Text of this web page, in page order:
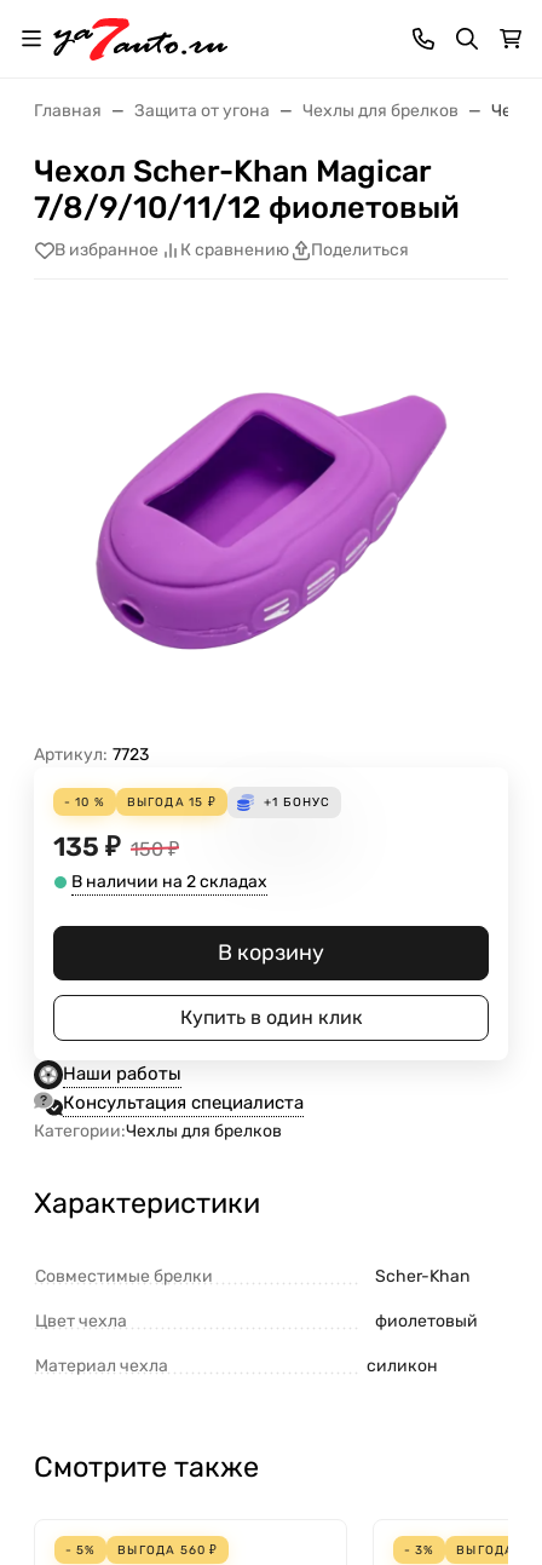
Главная Защита от угона Чехлы для брелков
Чехол Scher-Khan Magicar
7/8/9/10/11/12 фиолетовый
В избранное К сравнению Поделиться
Артикул: 7723
- 10 % ВЫГОДА 15 ₽ +1 БОНУС
135 ₽ 150 ₽
В наличии на 2 складах
В корзину
Купить в один клик
Наши работы
Консультация специалиста
Категории:Чехлы для брелков
Характеристики
Совместимые брелки Scher-Khan
Цвет чехла фиолетовый
Материал чехла силикон
Смотрите также
- 5% ВЫГОДА 560 ₽ - 3% ВЫГОДА